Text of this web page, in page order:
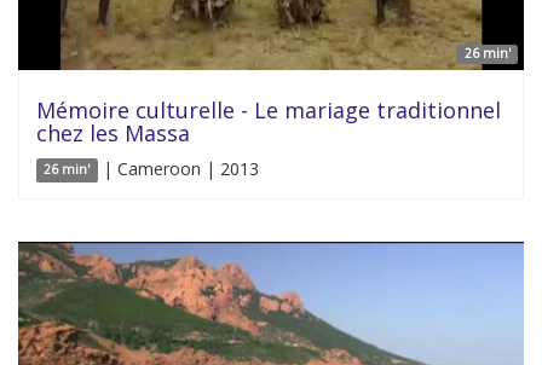
26 min'
Mémoire culturelle - Le mariage traditionnel
chez les Massa
26 min' | Cameroon | 2013